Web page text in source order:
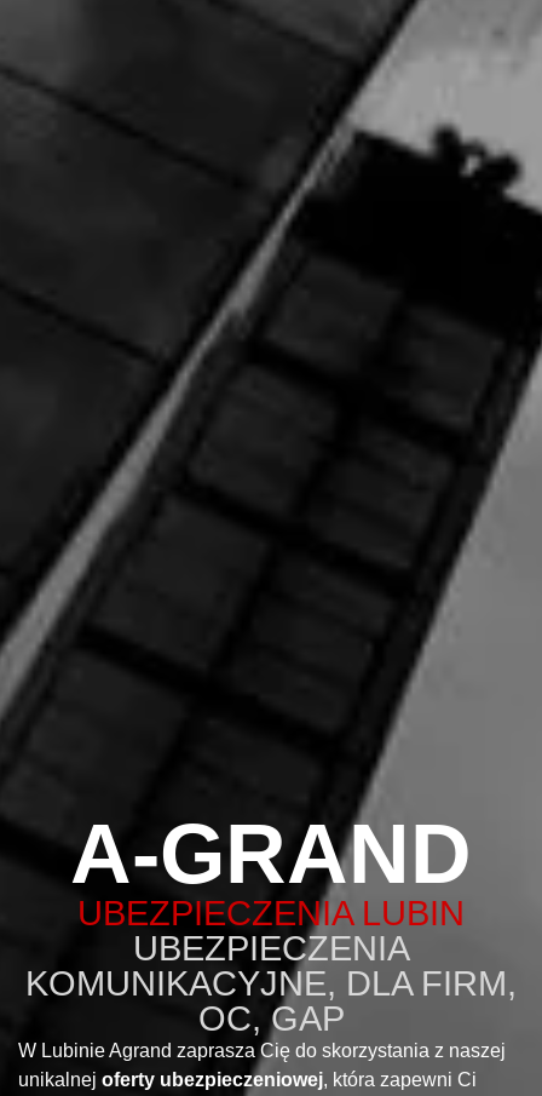
A-GRAND
UBEZPIECZENIA LUBIN
UBEZPIECZENIA
KOMUNIKACYJNE, DLA FIRM,
OC, GAP
W Lubinie Agrand zaprasza Cię do skorzystania z naszej
unikalnej oferty ubezpieczeniowej, która zapewni Ci